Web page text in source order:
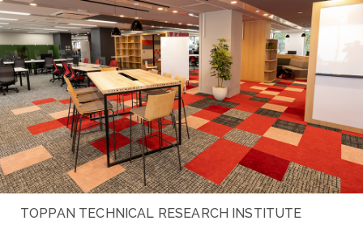
TOPPAN TECHNICAL RESEARCH INSTITUTE